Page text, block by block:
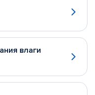
влаги